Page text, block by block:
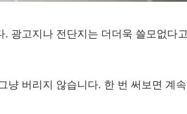
광고지나 전단지는 더더욱 쓸모없다고
냥 버리지 않습니다. 한 번 써보면 계속